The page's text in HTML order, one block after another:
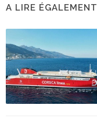
A LIRE ÉGALEMENT